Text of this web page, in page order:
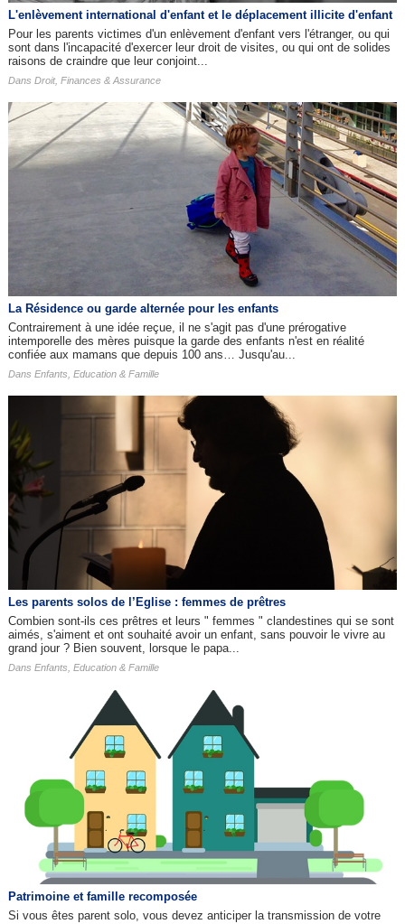
L'enlèvement international d'enfant et le déplacement illicite d'enfant
Pour les parents victimes d'un enlèvement d'enfant vers l'étranger, ou qui
sont dans l'incapacité d'exercer leur droit de visites, ou qui ont de solides
raisons de craindre que leur conjoint...
Dans Droit, Finances & Assurance
La Résidence ou garde alternée pour les enfants
Contrairement à une idée reçue, il ne s'agit pas d'une prérogative
intemporelle des mères puisque la garde des enfants n'est en réalité
confiée aux mamans que depuis 100 ans… Jusqu'au...
Dans Enfants, Education & Famille
Les parents solos de l’Eglise : femmes de prêtres
Combien sont-ils ces prêtres et leurs " femmes " clandestines qui se sont
aimés, s'aiment et ont souhaité avoir un enfant, sans pouvoir le vivre au
grand jour ? Bien souvent, lorsque le papa...
Dans Enfants, Education & Famille
Patrimoine et famille recomposée
Si vous êtes parent solo, vous devez anticiper la transmission de votre